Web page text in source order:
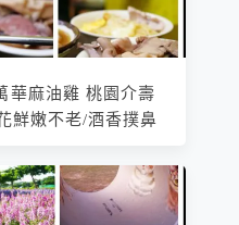
華麻油雞 桃園介壽
鮮嫩不老/酒香撲鼻